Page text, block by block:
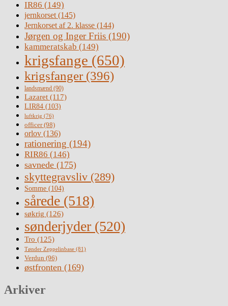
IR86 (149)
jernkorset(145)
Jernkorset af 2. klasse (144)
Jørgen og Inger Friis (190)
kammeratskab (149)
krigsfange (650)
krigsfanger (396)
landsmænd (90)
Lazaret (117)
LIR84 (103)
luftkrig (76)
officer(98)
orlov (136)
rationering (194)
RIR86 (146)
savnede (175)
skyttegravsliv (289)
Somme (104)
sårede (518)
søkrig (126)
sønderjyder (520)
Tro (125)
Tønder Zeppelinbase (81)
Verdun (96)
østfronten (169)
Arkiver